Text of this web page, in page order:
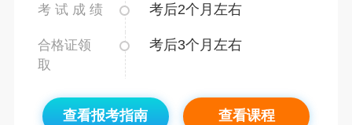
考 试 成 绩 考后2个月左右
合格证领
取
考后3个月左右
查看报考指南 查看课程